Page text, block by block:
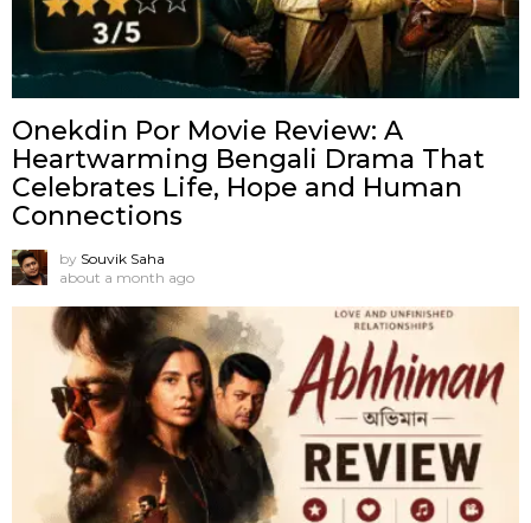
Onekdin Por Movie Review: A
Heartwarming Bengali Drama That
Celebrates Life, Hope and Human
Connections
by Souvik Saha
about a month ago